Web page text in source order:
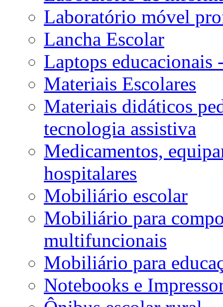
Laboratório móvel
Lancha Escolar
Laptops educacionais
Materiais Escolares
Materiais didáticos
tecnologia assistiva
Medicamentos,
hospitalares
Mobiliário escolar
Mobiliário para
multifuncionais
Mobiliário para
Notebooks e